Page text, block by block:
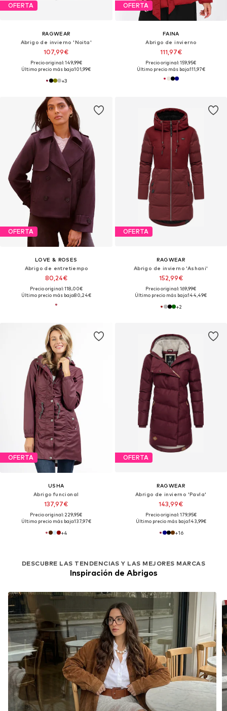
OFERTA
RAGWEAR
Abrigo de invierno 'Noita'
107,99€
Precio original: 149,99€
Último precio más bajo:101,99€
+3
OFERTA
FAINA
Abrigo de invierno
111,97€
Precio original: 159,95€
Último precio más bajo:111,97€
OFERTA
LOVE & ROSES
Abrigo de entretiempo
80,24€
Precio original: 118,00€
Último precio más bajo:80,24€
OFERTA
RAGWEAR
Abrigo de invierno 'Ashani'
152,99€
Precio original: 169,99€
Último precio más bajo:144,49€
+2
OFERTA
USHA
Abrigo funcional
137,97€
Precio original: 229,95€
Último precio más bajo:137,97€
+4
OFERTA
RAGWEAR
Abrigo de invierno 'Pavla'
143,99€
Precio original: 179,95€
Último precio más bajo:143,99€
+16
DESCUBRE LAS TENDENCIAS Y LAS MEJORES MARCAS
Inspiración de Abrigos